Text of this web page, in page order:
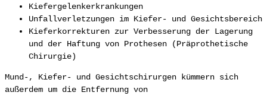
Kiefergelenkerkrankungen
Unfallverletzungen im Kiefer- und Gesichtsbereich
Kieferkorrekturen zur Verbesserung der Lagerung
und der Haftung von Prothesen (Präprothetische
Chirurgie)
Mund-, Kiefer- und Gesichtschirurgen kümmern sich
außerdem um die Entfernung von